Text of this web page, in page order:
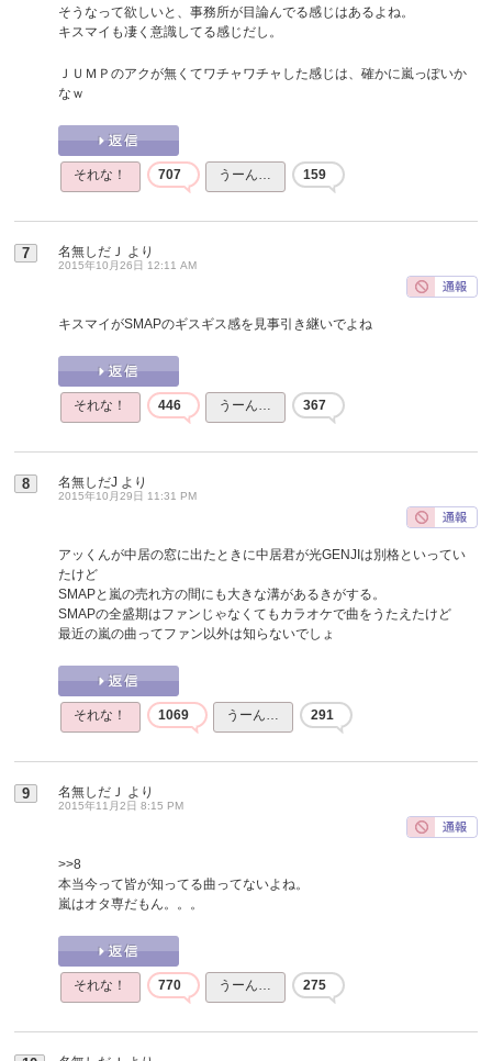
そうなって欲しいと、事務所が目論んでる感じはあるよね。
キスマイも凄く意識してる感じだし。
ＪＵＭＰのアクが無くてワチャワチャした感じは、確かに嵐っぽいか
なｗ
それな！ 707 うーん… 159
7 名無しだＪ より
2015年10月26日 12:11 AM
キスマイがSMAPのギスギス感を見事引き継いでよね
それな！ 446 うーん… 367
8 名無しだJ より
2015年10月29日 11:31 PM
アッくんが中居の窓に出たときに中居君が光GENJIは別格といってい
たけど
SMAPと嵐の売れ方の間にも大きな溝があるきがする。
SMAPの全盛期はファンじゃなくてもカラオケで曲をうたえたけど
最近の嵐の曲ってファン以外は知らないでしょ
それな！ 1069 うーん… 291
9 名無しだＪ より
2015年11月2日 8:15 PM
>>8
本当今って皆が知ってる曲ってないよね。
嵐はオタ専だもん。。。
それな！ 770 うーん… 275